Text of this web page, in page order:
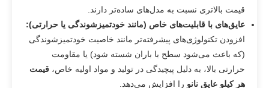
قیمت بالاتری نسبت به مدل‌های ساده‌تر دارند.
عایق‌های با قابلیت‌های خاص (مانند خودتمیزشوندگی یا حرارتی):
افزودن تکنولوژی‌های پیشرفته‌تر مانند خاصیت خودتمیزشوندگی
(که باعث می‌شود سطح با باران شسته شود) یا مقاومت
حرارتی بالا، به دلیل پیچیدگی در تولید و مواد اولیه خاص، قیمت
هر کیلو عایق نانو را افزایش می‌دهد.